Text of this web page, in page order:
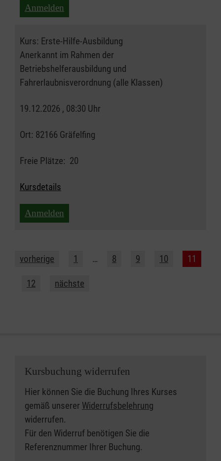
Anmelden
Kurs: Erste-Hilfe-Ausbildung
Anerkannt im Rahmen der
Betriebshelferausbildung und
Fahrerlaubnisverordnung (alle Klassen)
19.12.2026 , 08:30 Uhr
Ort: 82166 Gräfelfing
Freie Plätze: 20
Kursdetails
Anmelden
vorherige 1 … 8 9 10 11
12 nächste
Kursbuchung widerrufen
Hier können Sie die Buchung Ihres Kurses
gemäß unserer Widerrufsbelehrung
widerrufen.
Für den Widerruf benötigen Sie die
Referenznummer Ihrer Buchung.